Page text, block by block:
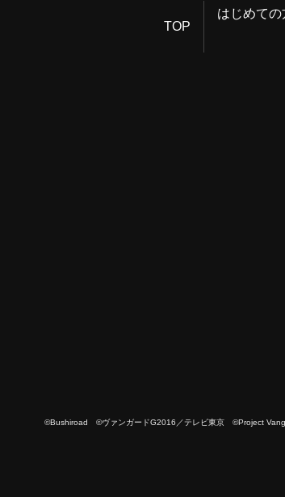
TOP
はじめての
©Bushiroad ©ヴァンガードG2016／テレビ東京 ©Project